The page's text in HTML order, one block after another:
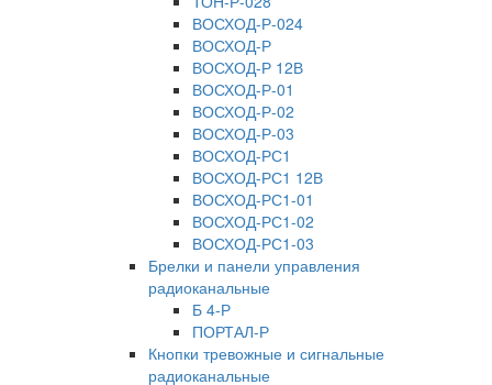
ВОСХОД-Р-024
ВОСХОД-Р
ВОСХОД-Р 12В
ВОСХОД-Р-01
ВОСХОД-Р-02
ВОСХОД-Р-03
ВОСХОД-РС1
ВОСХОД-РС1 12В
ВОСХОД-РС1-01
ВОСХОД-РС1-02
ВОСХОД-РС1-03
Брелки и панели управления
радиоканальные
Б 4-Р
ПОРТАЛ-Р
Кнопки тревожные и сигнальные
радиоканальные